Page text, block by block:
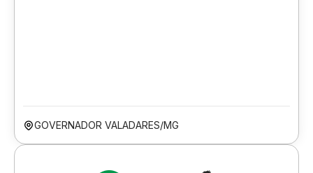
GOVERNADOR VALADARES/MG